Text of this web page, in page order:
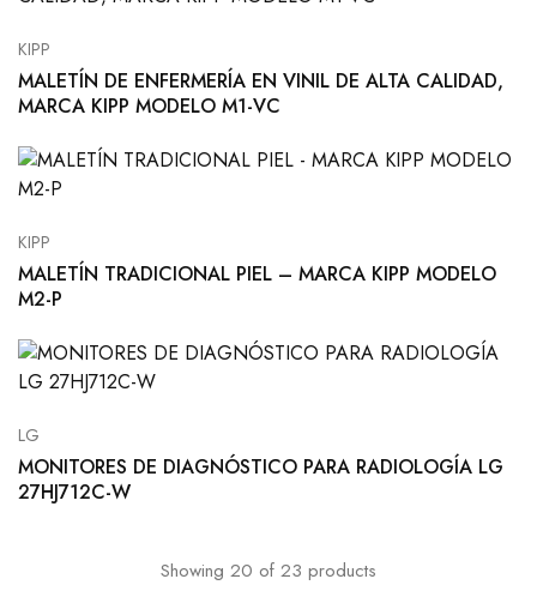
KIPP
MALETÍN DE ENFERMERÍA EN VINIL DE ALTA CALIDAD,
MARCA KIPP MODELO M1-VC
KIPP
MALETÍN TRADICIONAL PIEL – MARCA KIPP MODELO
M2-P
LG
MONITORES DE DIAGNÓSTICO PARA RADIOLOGÍA LG
27HJ712C-W
Showing 20 of 23 products